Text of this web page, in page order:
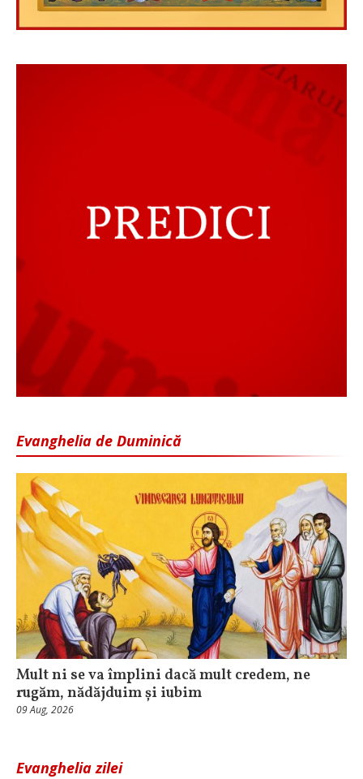
Evanghelia de Duminică
Mult ni se va împlini dacă mult credem, ne
rugăm, nădăjduim și iubim
09 Aug, 2026
Evanghelia zilei